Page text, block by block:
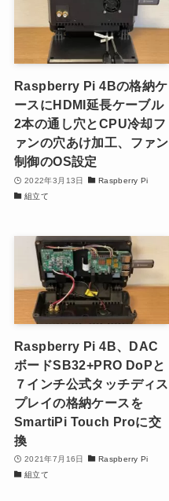
Raspberry Pi 4Bの格納ケ
ースにHDMI延長ケーブル
2本の通し穴とCPU冷却フ
ァンの穴あけ加工、ファン
制御のOS設定
2022年3月13日
Raspberry Pi
組立て
Raspberry Pi 4B、DAC
ボードSB32+PRO DoPと
７インチ公式タッチディス
プレイの格納ケースを
SmartiPi Touch Proに交
換
2021年7月16日
Raspberry Pi
組立て